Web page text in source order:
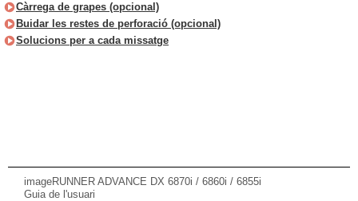
Càrrega de grapes (opcional)
Buidar les restes de perforació (opcional)
Solucions per a cada missatge
imageRUNNER ADVANCE DX 6870i / 6860i / 6855i
Guia de l'usuari